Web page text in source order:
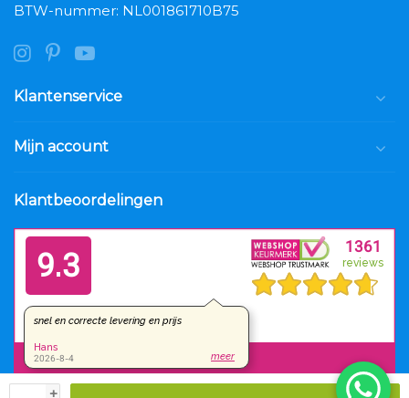
+
BTW-nummer: NL001861710B75
Klantenservice
Mijn account
Klantbeoordelingen